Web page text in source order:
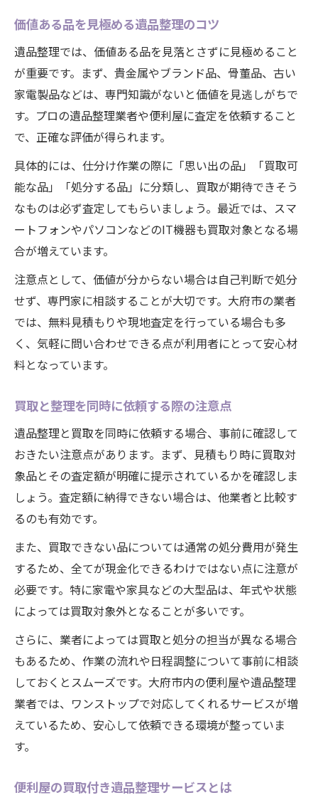
価値ある品を見極める遺品整理のコツ
遺品整理では、価値ある品を見落とさずに見極めること
が重要です。まず、貴金属やブランド品、骨董品、古い
家電製品などは、専門知識がないと価値を見逃しがちで
す。プロの遺品整理業者や便利屋に査定を依頼すること
で、正確な評価が得られます。
具体的には、仕分け作業の際に「思い出の品」「買取可
能な品」「処分する品」に分類し、買取が期待できそう
なものは必ず査定してもらいましょう。最近では、スマ
ートフォンやパソコンなどのIT機器も買取対象となる場
合が増えています。
注意点として、価値が分からない場合は自己判断で処分
せず、専門家に相談することが大切です。大府市の業者
では、無料見積もりや現地査定を行っている場合も多
く、気軽に問い合わせできる点が利用者にとって安心材
料となっています。
買取と整理を同時に依頼する際の注意点
遺品整理と買取を同時に依頼する場合、事前に確認して
おきたい注意点があります。まず、見積もり時に買取対
象品とその査定額が明確に提示されているかを確認しま
しょう。査定額に納得できない場合は、他業者と比較す
るのも有効です。
また、買取できない品については通常の処分費用が発生
するため、全てが現金化できるわけではない点に注意が
必要です。特に家電や家具などの大型品は、年式や状態
によっては買取対象外となることが多いです。
さらに、業者によっては買取と処分の担当が異なる場合
もあるため、作業の流れや日程調整について事前に相談
しておくとスムーズです。大府市内の便利屋や遺品整理
業者では、ワンストップで対応してくれるサービスが増
えているため、安心して依頼できる環境が整っていま
す。
便利屋の買取付き遺品整理サービスとは